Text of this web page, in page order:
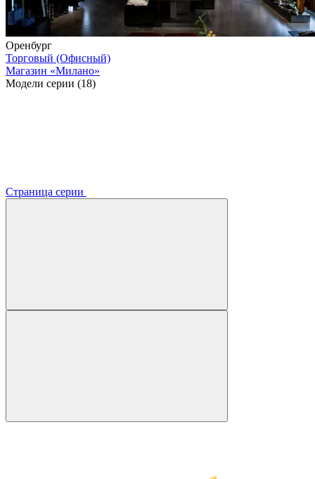
Оренбург
Торговый (Офисный)
Магазин «Милано»
Модели серии (18)
Страница серии